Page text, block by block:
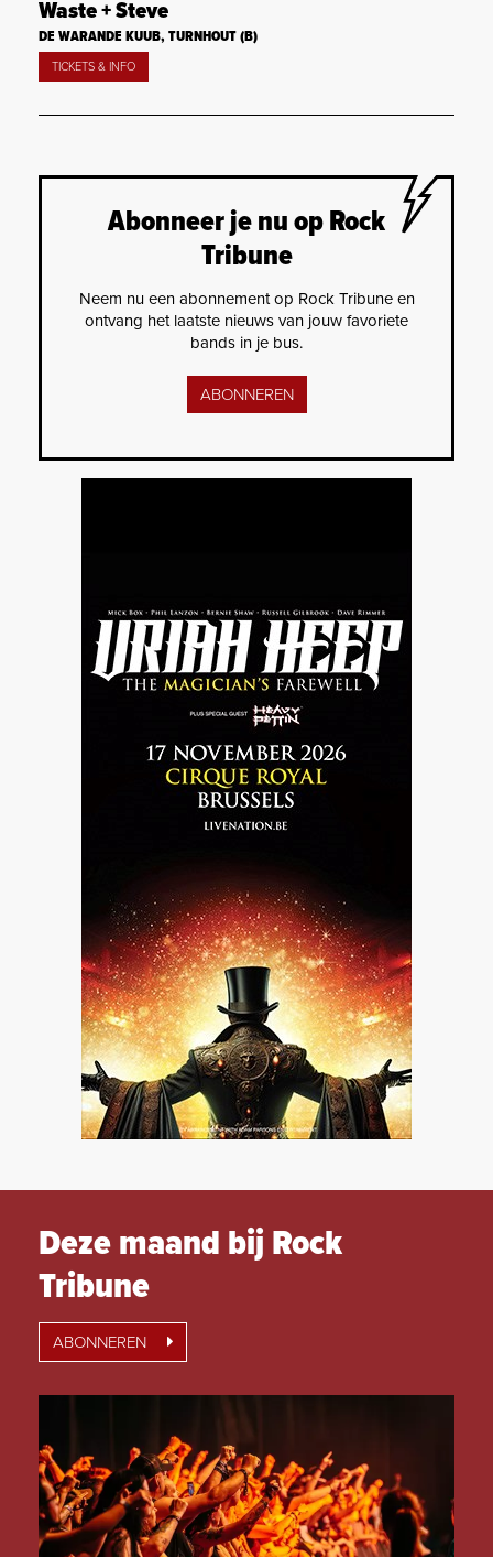
Waste + Steve
DE WARANDE KUUB, TURNHOUT (B)
TICKETS & INFO
Abonneer je nu op Rock
Tribune
Neem nu een abonnement op Rock Tribune en
ontvang het laatste nieuws van jouw favoriete
bands in je bus.
ABONNEREN
Deze maand bij Rock
Tribune
ABONNEREN